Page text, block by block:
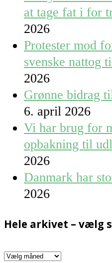
at tage fat i for
2026
Protester mod
svenske nattog
2026
Grønne bidrag
6. april 2026
Vi har brug for
opbakning til
2026
Danmark har
2026
Hele arkivet – vælg
Hele